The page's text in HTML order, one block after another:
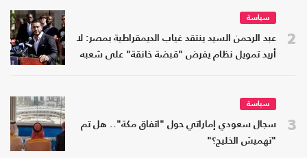
2
سياسة
عبد الرحمن السيد ينتقد غياب الديمقراطية بمصر: لا
أريد تمويل نظام يفرض "قبضة خانقة" على شعبه
3
سياسة
سجال سعودي إماراتي حول "اتفاق مكة".. هل تم
"تهميش الخليج؟"